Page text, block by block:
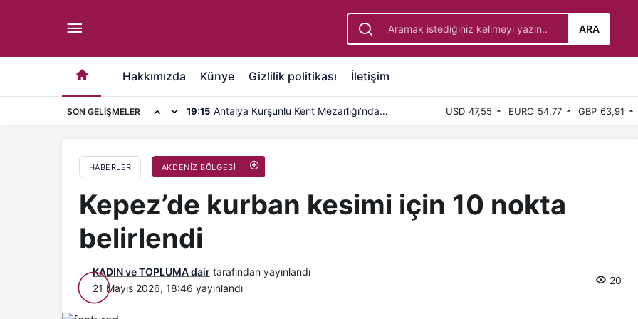
ARA
Hakkımızda Künye Gizlilik politikası İletişim
SON GELIŞMELER 19:15 Antalya Kurşunlu Kent Mezarlığı’nda USD 47,55 EURO 54,77 GBP 63,91
HABERLER AKDENİZ BÖLGESİ
Kepez’de kurban kesimi için 10 nokta
belirlendi
KADIN ve TOPLUMA dair tarafından yayınlandı
21 Mayıs 2026, 18:46 yayınlandı
20
Kepez’de kurban kesimi için 10 nokta belirlendi